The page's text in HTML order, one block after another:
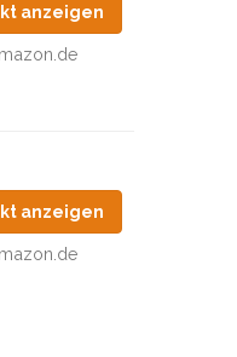
anzeigen
anzeigen